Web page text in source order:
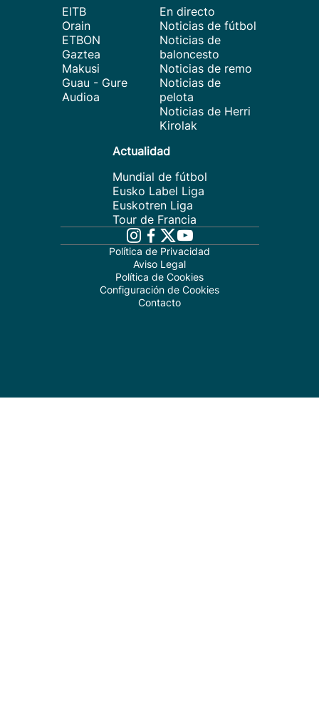
EITB
Orain
ETBON
Gaztea
Makusi
Guau - Gure
Audioa
En directo
Noticias de fútbol
Noticias de
baloncesto
Noticias de remo
Noticias de
pelota
Noticias de Herri
Kirolak
Actualidad
Mundial de fútbol
Eusko Label Liga
Euskotren Liga
Tour de Francia
Política de Privacidad
Aviso Legal
Política de Cookies
Configuración de Cookies
Contacto